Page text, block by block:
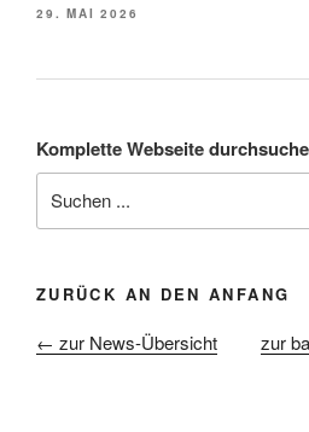
29. MAI 2026
Komplette Webseite
ZURÜCK AN DEN ANFANG
← zur News-Übersicht zur